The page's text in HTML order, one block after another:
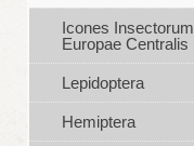
Icones Insectorum
Europae Centralis
Lepidoptera
Hemiptera